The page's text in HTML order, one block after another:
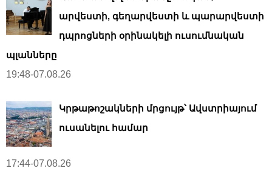
արվեստի, գեղարվեստի և պարարվեստի
դպրոցների օրինակելի ուսումնական
պլանները
19:48-07.08.26
Կրթաթոշակների մրցույթ՝ Ավստրիայում
ուսանելու համար
17:44-07.08.26